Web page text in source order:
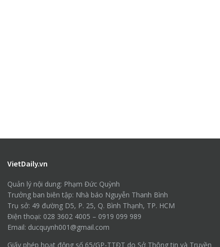
VietDaily.vn
Quản lý nội dung: Phạm Đức Quỳnh
Trưởng ban biên tập: Nhà báo Nguyễn Thanh Bình
Trụ sở: 49 đường D5, P. 25, Q. Bình Thạnh, TP. HCM
Điện thoại: 028 3602 4005 – 0919 099 989
Email: ducquynh001@gmail.com
Giấy phép hoạt động số 65/GP-TTĐT do Sở Thông tin và Truyền